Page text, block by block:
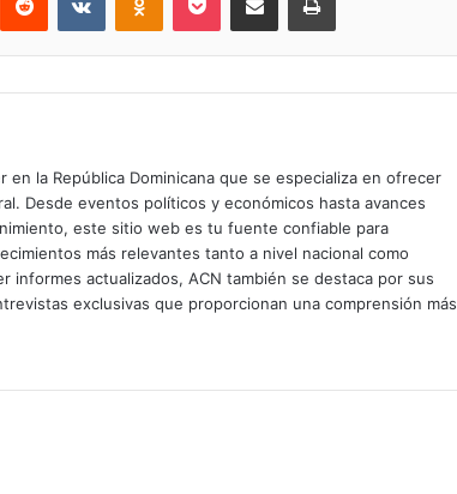
en la República Dominicana que se especializa en ofrecer
Desde eventos políticos y económicos hasta avances
este sitio web es tu fuente confiable para
más relevantes tanto a nivel nacional como
informes actualizados, ACN también se destaca por sus
exclusivas que proporcionan una comprensión más